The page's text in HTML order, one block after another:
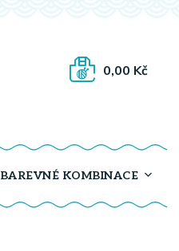
BAREVNÉ KOMBINACE
0,00 Kč